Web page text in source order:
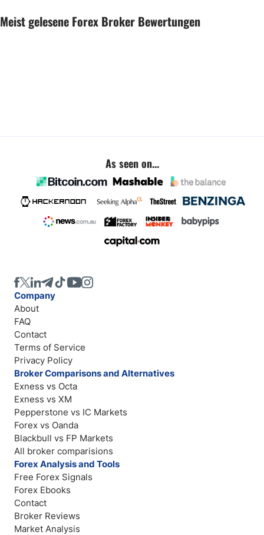
Meist gelesene Forex Broker Bewertungen
As seen on...
Company
About
FAQ
Contact
Terms of Service
Privacy Policy
Broker Comparisons and Alternatives
Exness vs Octa
Exness vs XM
Pepperstone vs IC Markets
Forex vs Oanda
Blackbull vs FP Markets
All broker comparisions
Forex Analysis and Tools
Free Forex Signals
Forex Ebooks
Contact
Broker Reviews
Market Analysis